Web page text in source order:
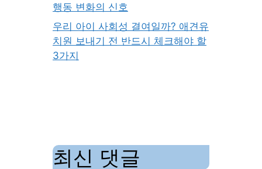
행동 변화의 신호
우리 아이 사회성 결여일까? 애견유
치원 보내기 전 반드시 체크해야 할
3가지
최신 댓글